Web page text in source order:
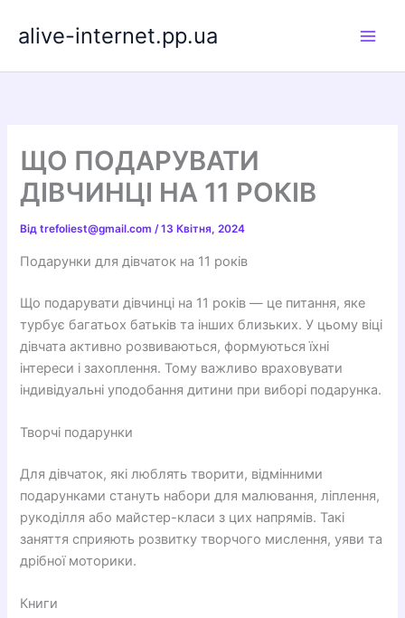
alive-internet.pp.ua
ЩО ПОДАРУВАТИ
ДІВЧИНЦІ НА 11 РОКІВ
Відtrefoliest@gmail.com/13 Квітня, 2024
Подарунки для дівчаток на 11 років
Що подарувати дівчинці на 11 років — це питання, яке
турбує багатьох батьків та інших близьких. У цьому віці
дівчата активно розвиваються, формуються їхні
інтереси і захоплення. Тому важливо враховувати
індивідуальні уподобання дитини при виборі подарунка.
Творчі подарунки
Для дівчаток, які люблять творити, відмінними
подарунками стануть набори для малювання, ліплення,
рукоділля або майстер-класи з цих напрямів. Такі
заняття сприяють розвитку творчого мислення, уяви та
дрібної моторики.
Книги